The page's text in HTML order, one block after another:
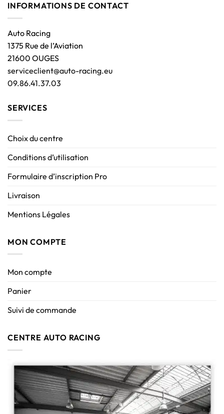
INFORMATIONS DE CONTACT
Auto Racing
1375 Rue de l’Aviation
21600 OUGES
serviceclient@auto-racing.eu
09.86.41.37.03
SERVICES
Choix du centre
Conditions d’utilisation
Formulaire d’inscription Pro
Livraison
Mentions Légales
MON COMPTE
Mon compte
Panier
Suivi de commande
CENTRE AUTO RACING